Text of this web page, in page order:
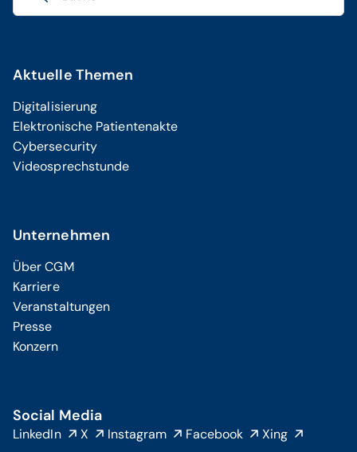
Aktuelle Themen
Digitalisierung
Elektronische Patientenakte
Cybersecurity
Videosprechstunde
Unternehmen
Über CGM
Karriere
Veranstaltungen
Presse
Konzern
Social Media
LinkedIn X Instagram Facebook Xing